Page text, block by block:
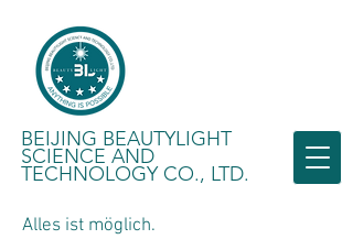
BEIJING BEAUTYLIGHT
SCIENCE AND
TECHNOLOGY CO., LTD.
Alles ist möglich.